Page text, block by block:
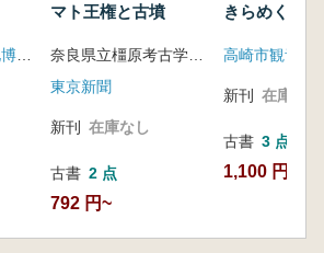
マト王権と古墳
東京新聞
新刊 在庫なし
古書 2 点
792 円~
きらめく大
新刊 在庫なし
古書 3 点
1,100 円~